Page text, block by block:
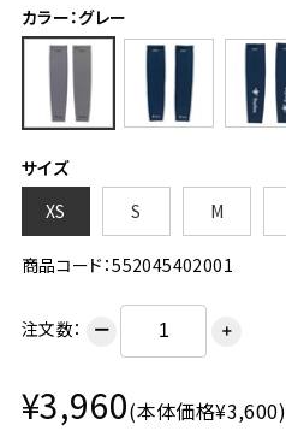
カラー：グレー
サイズ
XS
S M
商品コード：552045402001
注文数： ー ＋
¥3,960(本体価格¥3,600)